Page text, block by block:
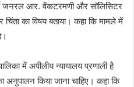
जनरल आर. वेंकटरमणी और सॉलिसिटर
चिंता का विषय बताया। कहा कि मामले में
में अपीलीय न्यायालय प्रणाली है
अनुपालन किया जाना चाहिए। कहा कि